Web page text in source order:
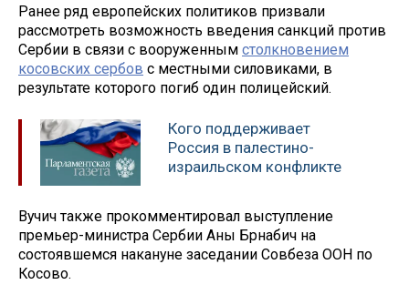
Ранее ряд европейских политиков призвали
рассмотреть возможность введения санкций против
Сербии в связи с вооруженным столкновением
косовских сербов с местными силовиками, в
результате которого погиб один полицейский.
Кого поддерживает
Россия в палестино-
израильском конфликте
Вучич также прокомментировал выступление
премьер-министра Сербии Аны Брнабич на
состоявшемся накануне заседании Совбеза ООН по
Косово.